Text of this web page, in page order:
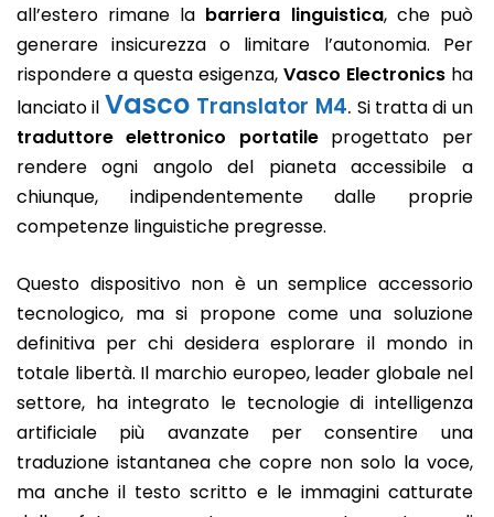
all’estero rimane la barriera linguistica, che può
generare insicurezza o limitare l’autonomia. Per
rispondere a questa esigenza, Vasco Electronicsha
lanciato il Vasco Translator M4. Si tratta di un
traduttore elettronico portatileprogettato per
rendere ogni angolo del pianeta accessibile a
chiunque, indipendentemente dalle proprie
competenze linguistiche pregresse.
Questo dispositivo non è un semplice accessorio
tecnologico, ma si propone come una soluzione
definitiva per chi desidera esplorare il mondo in
totale libertà. Il marchio europeo, leader globale nel
settore, ha integrato le tecnologie di intelligenza
artificiale più avanzate per consentire una
traduzione istantanea che copre non solo la voce,
ma anche il testo scritto e le immagini catturate